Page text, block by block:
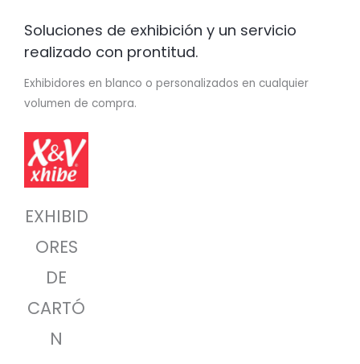
Soluciones de exhibición y un servicio
realizado con prontitud.
Exhibidores en blanco o personalizados en cualquier
volumen de compra.
EXHIBID
ORES
DE
CARTÓ
N